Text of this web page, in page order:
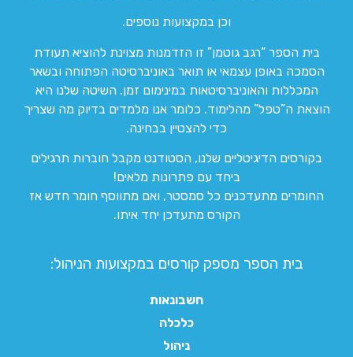
וכן במקצועות נוספים.
בית הספר “רגב גוטמן” זו הזדמנות מצוינת להוציא תעודת
הסמכה באופן עצמאי או תואר באוניברסיטה הפתוחה ובשאר
המכללות והאוניברסיטאות במינימום זמן. השיטה שלנו היא
הוצאת ה”טפל” מהלימוד. כלומר אנו מלמדים בדיוק מה שצריך
כדי להצטיין בבחינה.
בקורסים הדיגיטליים שלנו, הסטודנט מקבל חוברות תרגילים
ביחד עם פתרונות מלאים!
החומרים מתעדכנים כל סמסטר, ואם מתווסף חומר חדש אז
הקורס מתעדכן יחד איתו.
בית הספר מספק קורסים במקצועות הניהול:
חשבונאות
כלכלה
ניהול